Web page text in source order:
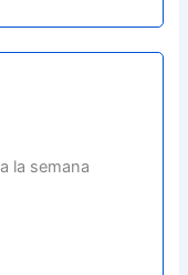
la semana